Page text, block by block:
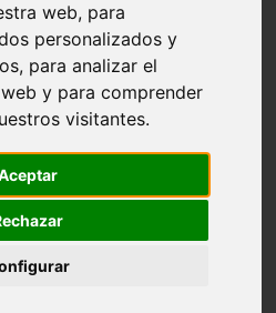
web, para
personalizados y
para analizar el
y para comprender
visitantes.
lillet